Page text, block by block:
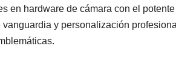
en hardware de cámara con el
y personalización